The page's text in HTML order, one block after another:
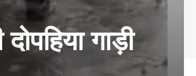
गाड़ी